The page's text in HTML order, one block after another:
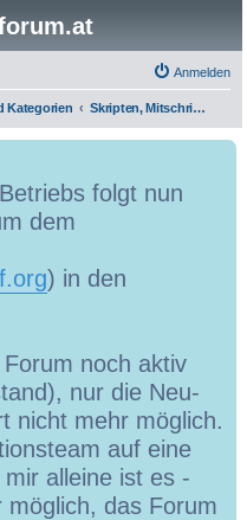
Anmelden
Kategorien Skripten, Mitschriften und Hausübungen
folgt nun
dem
) in den
noch aktiv
nur die Neu-
nicht mehr möglich.
auf eine
alleine ist es -
das Forum